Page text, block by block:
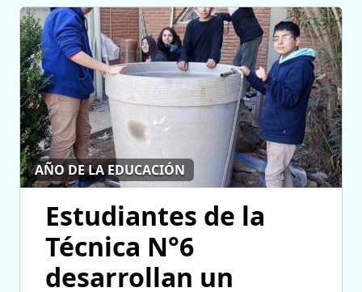
AÑO DE LA EDUCACIÓN
Estudiantes de la
Técnica N°6
desarrollan un